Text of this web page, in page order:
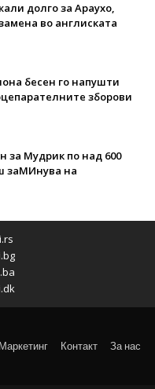
долго за Араухо,
во англиската
бесен го напушти
зборови
за Мудрик по над 600
заМИнува на
Маркетинг Контакт За нас